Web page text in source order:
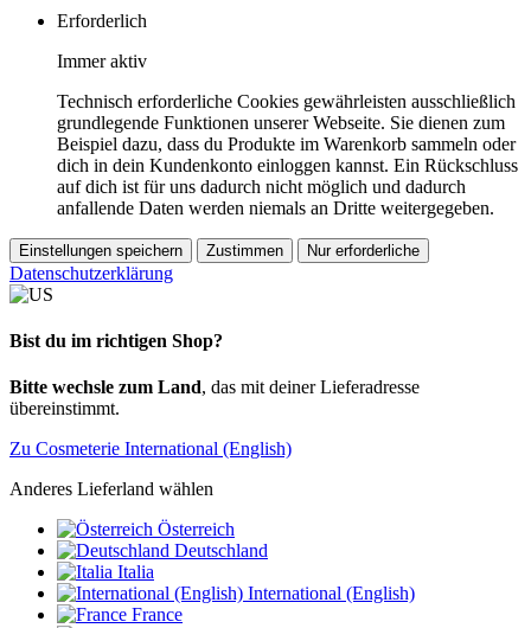
Erforderlich
Immer aktiv
Technisch erforderliche Cookies gewährleisten ausschließlich
grundlegende Funktionen unserer Webseite. Sie dienen zum
Beispiel dazu, dass du Produkte im Warenkorb sammeln oder
dich in dein Kundenkonto einloggen kannst. Ein Rückschluss
auf dich ist für uns dadurch nicht möglich und dadurch
anfallende Daten werden niemals an Dritte weitergegeben.
Einstellungen speichern Zustimmen Nur erforderliche
Datenschutzerklärung
Bist du im richtigen Shop?
Bitte wechsle zum Land, das mit deiner Lieferadresse
übereinstimmt.
Zu Cosmeterie International (English)
Anderes Lieferland wählen
Österreich
Deutschland
Italia
International (English)
France